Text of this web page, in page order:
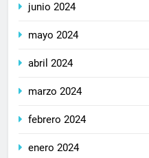
junio 2024
mayo 2024
abril 2024
marzo 2024
febrero 2024
enero 2024